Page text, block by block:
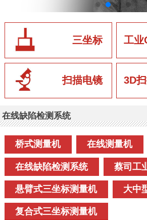
三坐标 工业
扫描电镜 3D
在线缺陷检测系统
桥式测量机 在线测量机
在线缺陷检测系统 蔡司工
悬臂式三坐标测量机 大中
复合式三坐标测量机